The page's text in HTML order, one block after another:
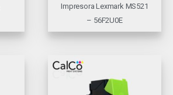
Impresora Lexmark MS521
– 56F2U0E